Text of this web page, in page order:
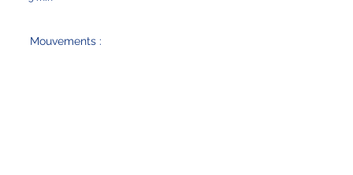
Mouvements :